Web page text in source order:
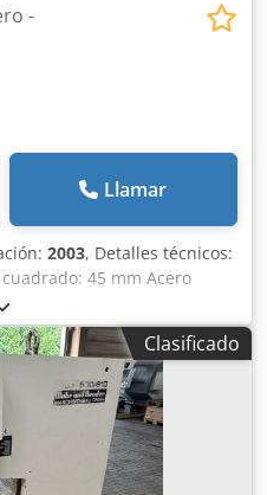
-
Llamar
2003, Detalles técnicos:
45 mm Acero
plano: 450x15 mm
300 mm Carrera: 70
Potencia total requerida:
2000x1800x2100 mm
kg 1 cizalla para perfiles
IW 80 Incluye: - Estación
y precisos con
angular, para cortes
Clasificado